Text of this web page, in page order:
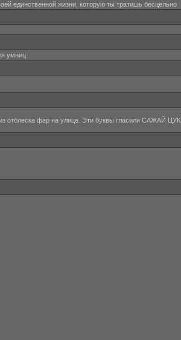
единственной жизни, которую ты тратишь бесцельно
умниц
отблеска фар на улице. Эти буквы гласили САЖАЙ ЦУК